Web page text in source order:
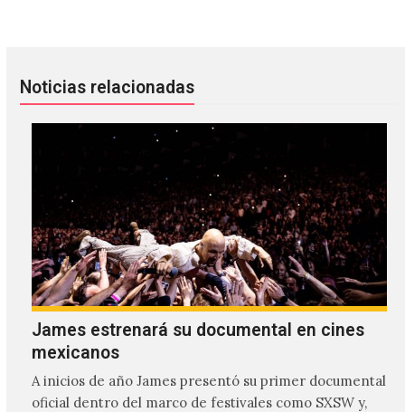
Noticias relacionadas
James estrenará su documental en cines
mexicanos
A inicios de año James presentó su primer documental
oficial dentro del marco de festivales como SXSW y,